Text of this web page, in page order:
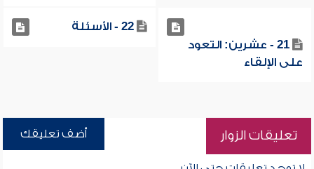
21 - عشرين: التعود
على الإلقاء
22 - الأسئلة
تعليقات الزوار أضف تعليقك